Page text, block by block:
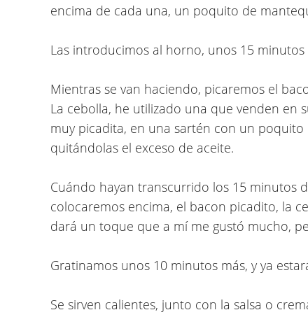
encima de cada una, un poquito de
Las introducimos al horno, unos 15
Mientras se van haciendo, picaremos el
La cebolla, he utilizado una que venden en
muy picadita, en una sartén con un
quitándolas el exceso de aceite.
Cuándo hayan transcurrido los 15 minutos
colocaremos encima, el bacon picadito, la
dará un toque que a mí me gustó mucho,
Gratinamos unos 10 minutos más, y ya
Se sirven calientes, junto con la salsa o